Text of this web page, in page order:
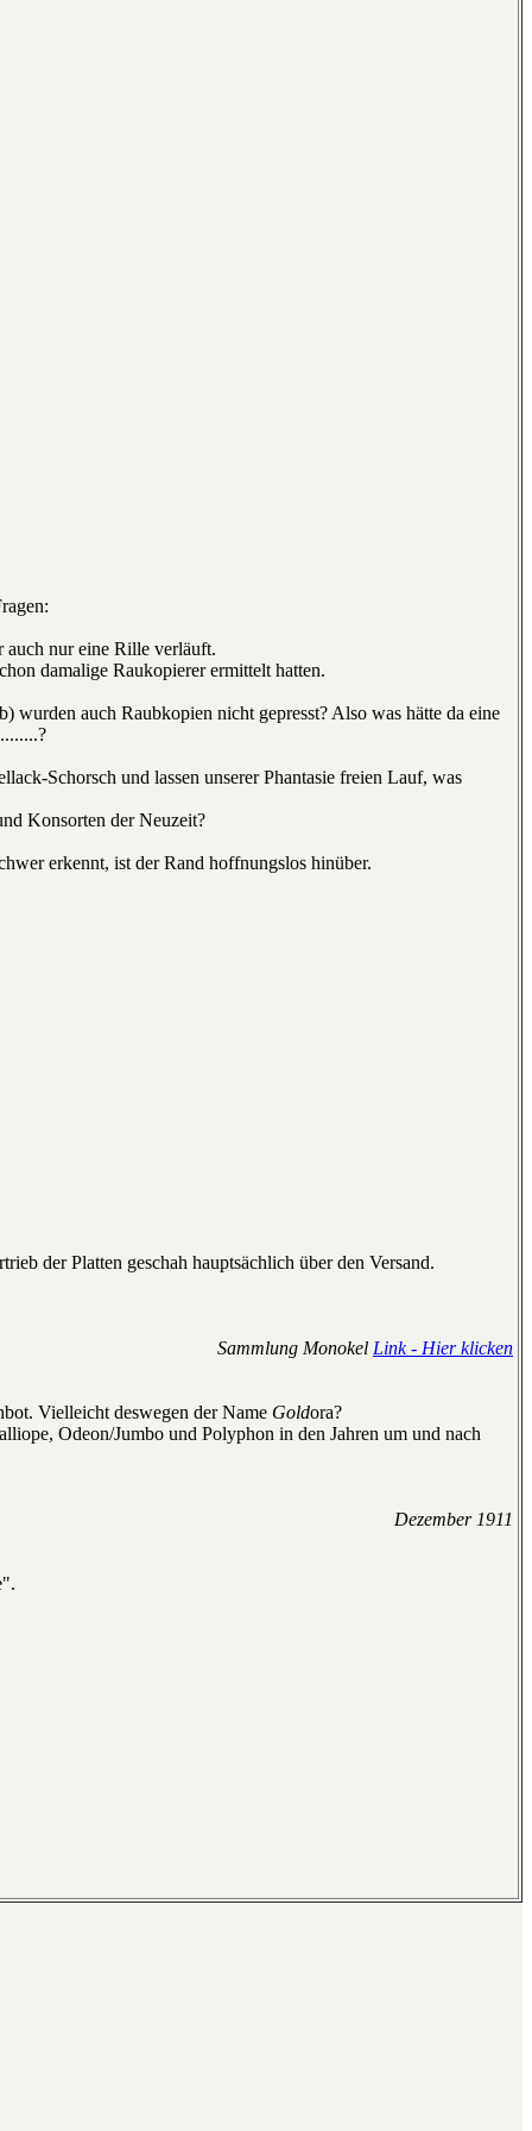
auch nur eine Rille verläuft.
damalige Raukopierer ermittelt hatten.
wurden auch Raubkopien nicht gepresst? Also was hätte da eine
Schorsch und lassen unserer Phantasie freien Lauf, was
Konsorten der Neuzeit?
erkennt, ist der Rand hoffnungslos hinüber.
der Platten geschah hauptsächlich über den Versand.
Sammlung Monokel Link - Hier klicken
Vielleicht deswegen der Name Goldora?
Odeon/Jumbo und Polyphon in den Jahren um und nach
Dezember 1911